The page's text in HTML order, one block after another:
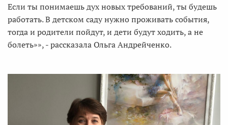
Если ты понимаешь дух новых требований, ты будешь
работать. В детском саду нужно проживать события,
тогда и родители пойдут, и дети будут ходить, а не
болеть»», - рассказала Ольга Андрейченко.